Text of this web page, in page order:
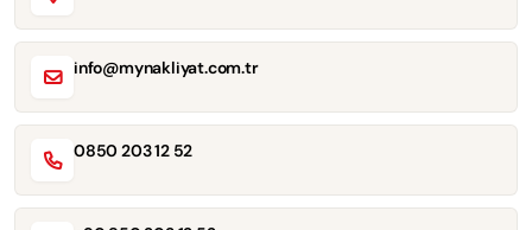
info@mynakliyat.com.tr
0850 203 12 52